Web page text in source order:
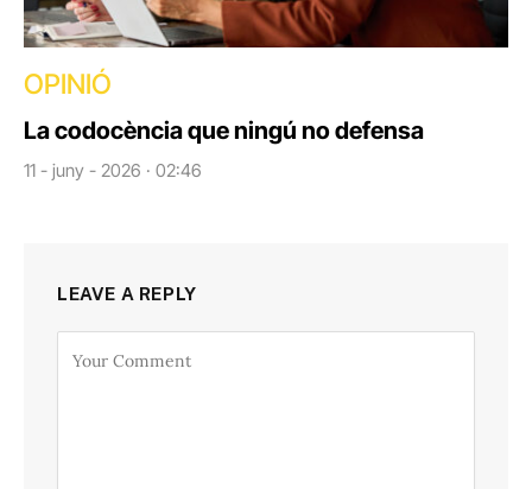
OPINIÓ
La codocència que ningú no defensa
11 - juny - 2026 · 02:46
LEAVE A REPLY